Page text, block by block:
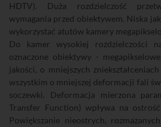
HDTV). Duża rozdzielczość
wymagania przed obiektywem. Niska
wykorzystać atutów kamery
Do kamer wysokiej rozdzielczości
oznaczone obiektywy -
jakości, o mniejszych
wszystkim o mniejszej deformacji fali
soczewki. Deformacja mierzona
Transfer Function) wpływa na
Powiększanie nieostrych,